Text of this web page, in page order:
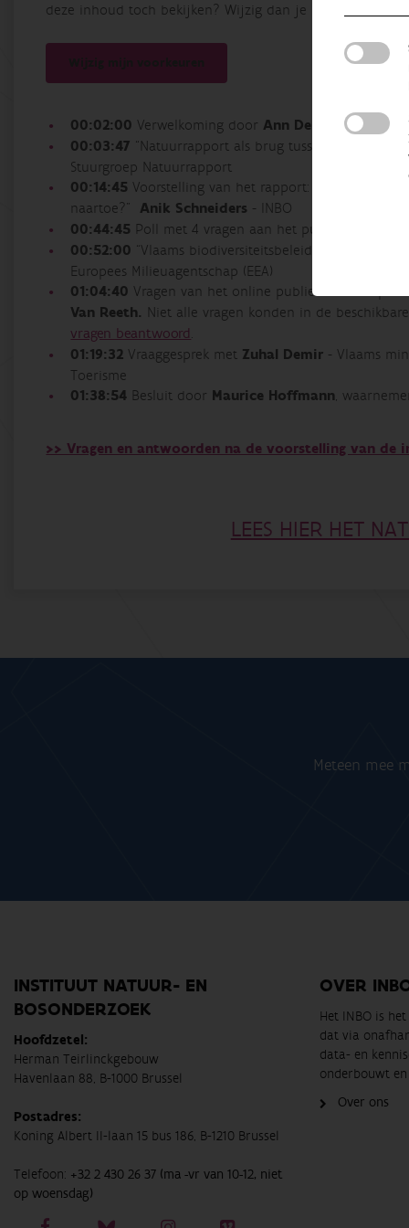
deze inhoud toch bekijken? Wijzig dan je instellingen en
00:02:00 Verwelkoming door Ann De Bie - VRT
00:03:47 “Natuurrapport als brug tussen
Stuurgroep Natuurrapport
00:14:45 Voorstelling van het rapport: “10 jaar
naartoe?” Anik Schneiders - INBO
00:44:45 Poll met 4 vragen aan het publiek
00:52:00 “Vlaams biodiversiteitsbeleid in een
Europees Milieuagentschap (EEA)
01:04:40 Vragen van het online publiek aan het
Van Reeth. Niet alle vragen konden in de
vragen beantwoord.
01:19:32 Vraaggesprek met Zuhal Demir - Vlaams
Toerisme
01:38:54 Besluit door Maurice Hoffmann,
>> Vragen en antwoorden na de voorstelling van de
LEES HIER HET
Meteen mee
INSTITUUT NATUUR- EN
BOSONDERZOEK
Hoofdzetel:
Herman Teirlinckgebouw
Havenlaan 88, B-1000 Brussel
Postadres:
Koning Albert II-laan 15 bus 186, B-1210 Brussel
Telefoon: +32 2 430 26 37 (ma -vr van 10-12, niet
op woensdag)
OVER
Het INBO is
dat via
data- en
onderbouwt
Over ons